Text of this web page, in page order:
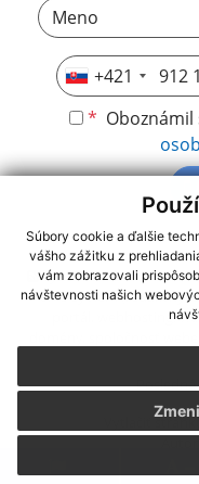
Súbory cookie a ďalšie
vášho zážitku z
vám zobrazovali
návštevnosti našich
+421
* Oboznámil
využite možnosť
CMS systém (redakčný)
webhosting,
Vytlačiť